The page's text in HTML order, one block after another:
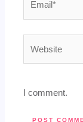
I comment.